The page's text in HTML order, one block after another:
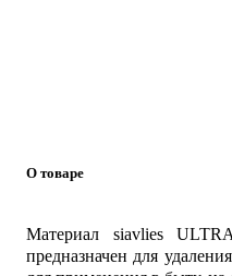
О товаре
Материал siavlies
предназначен для